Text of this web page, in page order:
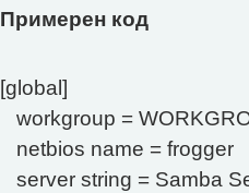
Примерен код
[global]
workgroup =
netbios name = frogger
server string = Samba